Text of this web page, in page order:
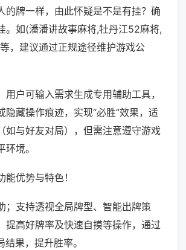
的牌一样，由此怀疑是不是有挂？确
。如(潘潘讲故事麻将,牡丹江52麻将,
，建议通过正规途径维护游戏公
用户可输入需求生成专用辅助工具，
隐藏操作痕迹，实现“必胜”效果，适
如与好友对局），但需注意遵守游戏
境。
优势与特色！
；支持透视全局牌型、智能出牌策
提高好牌率及快速自摸等操作，通过
果，提升胜率。